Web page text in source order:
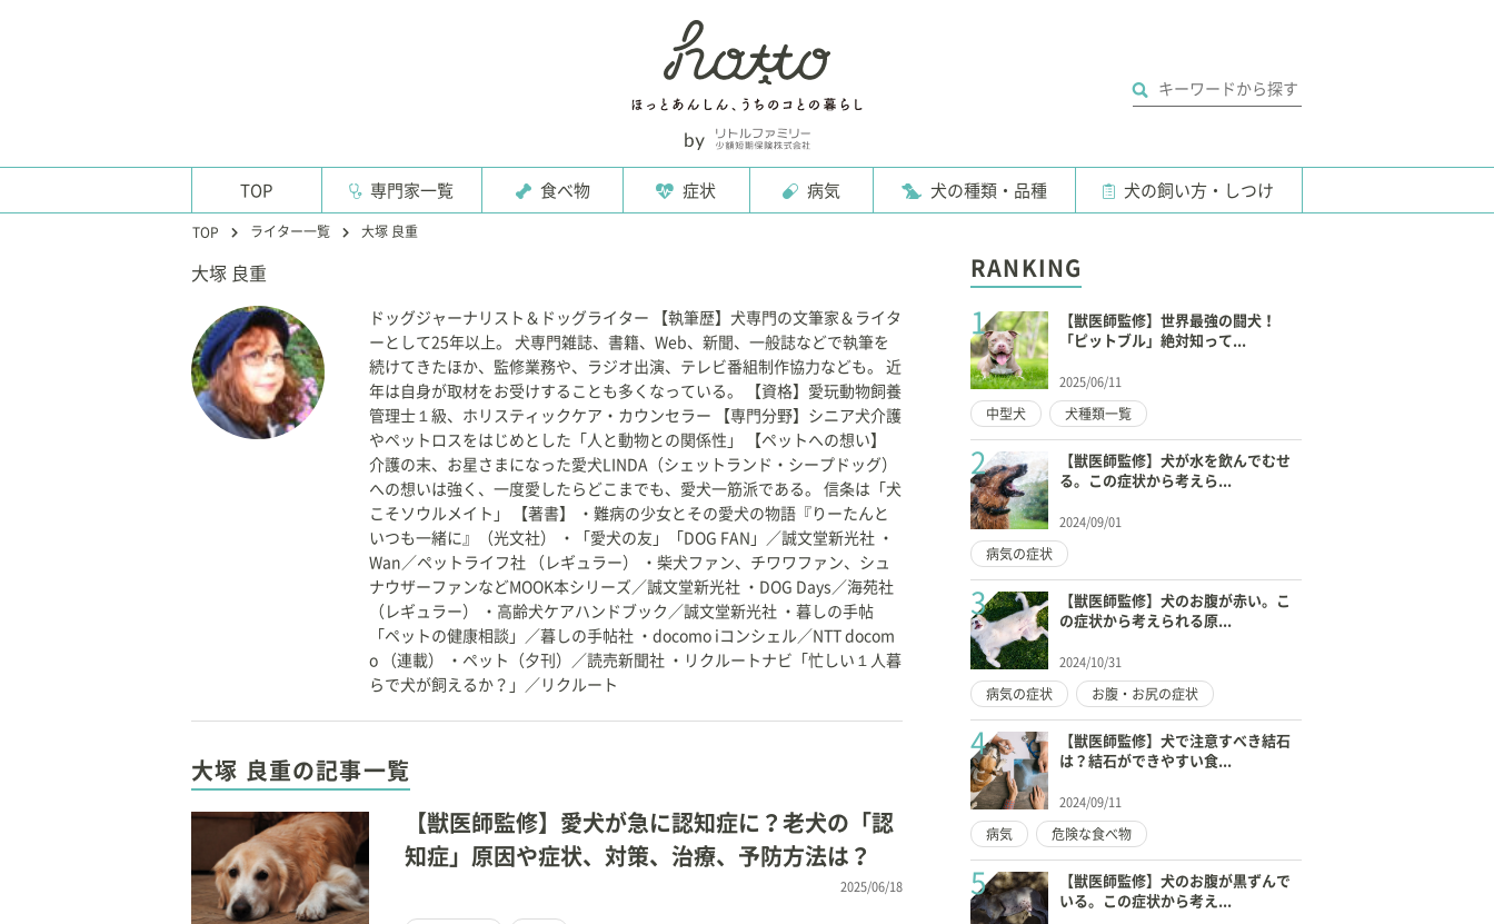
TOP 専門家一覧 食べ物 症状 病気 犬の種類・品種 犬の飼い方・しつけ
TOP ライター一覧 大塚 良重
大塚 良重
ドッグジャーナリスト＆ドッグライター 【執筆歴】犬専門の文筆家＆ライタ
ーとして25年以上。 犬専門雑誌、書籍、Web、新聞、一般誌などで執筆を
続けてきたほか、監修業務や、ラジオ出演、テレビ番組制作協力なども。 近
年は自身が取材をお受けすることも多くなっている。 【資格】愛玩動物飼養
管理士１級、ホリスティックケア・カウンセラー 【専門分野】シニア犬介護
やペットロスをはじめとした「人と動物との関係性」 【ペットへの想い】
介護の末、お星さまになった愛犬LINDA（シェットランド・シープドッグ）
への想いは強く、一度愛したらどこまでも、愛犬一筋派である。 信条は「犬
こそソウルメイト」 【著書】 ・難病の少女とその愛犬の物語『りーたんと
いつも一緒に』（光文社） ・「愛犬の友」「DOG FAN」／誠文堂新光社 ・
Wan／ペットライフ社 （レギュラー） ・柴犬ファン、チワワファン、シュ
ナウザーファンなどMOOK本シリーズ／誠文堂新光社 ・DOG Days／海苑社
（レギュラー） ・高齢犬ケアハンドブック／誠文堂新光社 ・暮しの手帖
「ペットの健康相談」／暮しの手帖社 ・docomo iコンシェル／NTT docom
o （連載） ・ペット（夕刊）／読売新聞社 ・リクルートナビ「忙しい１人暮
らで犬が飼えるか？」／リクルート
大塚 良重の記事一覧
【獣医師監修】愛犬が急に認知症に？老犬の「認
知症」原因や症状、対策、治療、予防方法は？
2025/06/18
RANKING
1
【獣医師監修】世界最強の闘犬！
「ピットブル」絶対知って...
2025/06/11
中型犬 犬種類一覧
2
【獣医師監修】犬が水を飲んでむせ
る。この症状から考えら...
2024/09/01
病気の症状
3
【獣医師監修】犬のお腹が赤い。こ
の症状から考えられる原...
2024/10/31
病気の症状 お腹・お尻の症状
4
【獣医師監修】犬で注意すべき結石
は？結石ができやすい食...
2024/09/11
病気 危険な食べ物
5
【獣医師監修】犬のお腹が黒ずんで
いる。この症状から考え...